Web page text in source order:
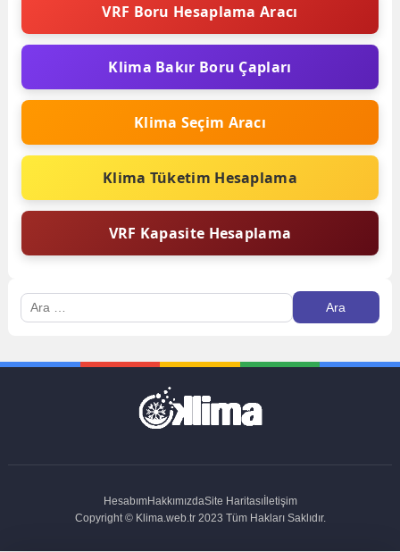
VRF Boru Hesaplama Aracı
Klima Bakır Boru Çapları
Klima Seçim Aracı
Klima Tüketim Hesaplama
VRF Kapasite Hesaplama
Arama:
HesabımHakkımızdaSite Haritasıİletişim
Copyright © Klima.web.tr 2023 Tüm Hakları Saklıdır.